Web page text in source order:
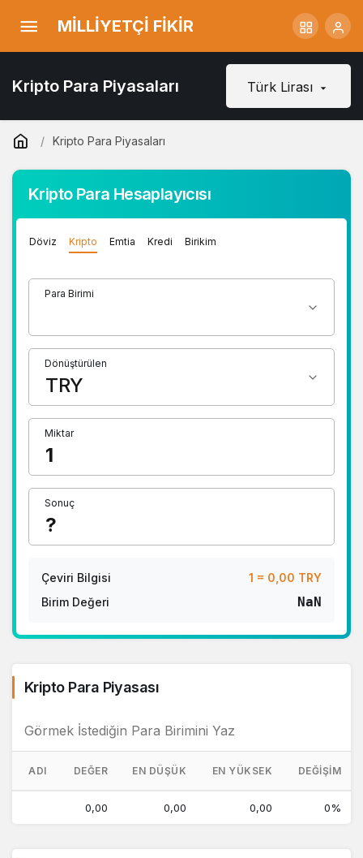
MİLLİYETÇİ FİKİR
Kripto Para Piyasaları Türk Lirası
Kripto Para Piyasaları
Kripto Para Hesaplayıcısı
Döviz Kripto Emtia Kredi Birikim
Para Birimi
Dönüştürülen
Miktar
Sonuç
Çeviri Bilgisi
1 = 0,00 TRY
Birim Değeri
NaN
Kripto Para Piyasası
ADI DEĞER EN DÜŞÜK EN YÜKSEK DEĞIŞIM
0,00 0,00 0,00 0%